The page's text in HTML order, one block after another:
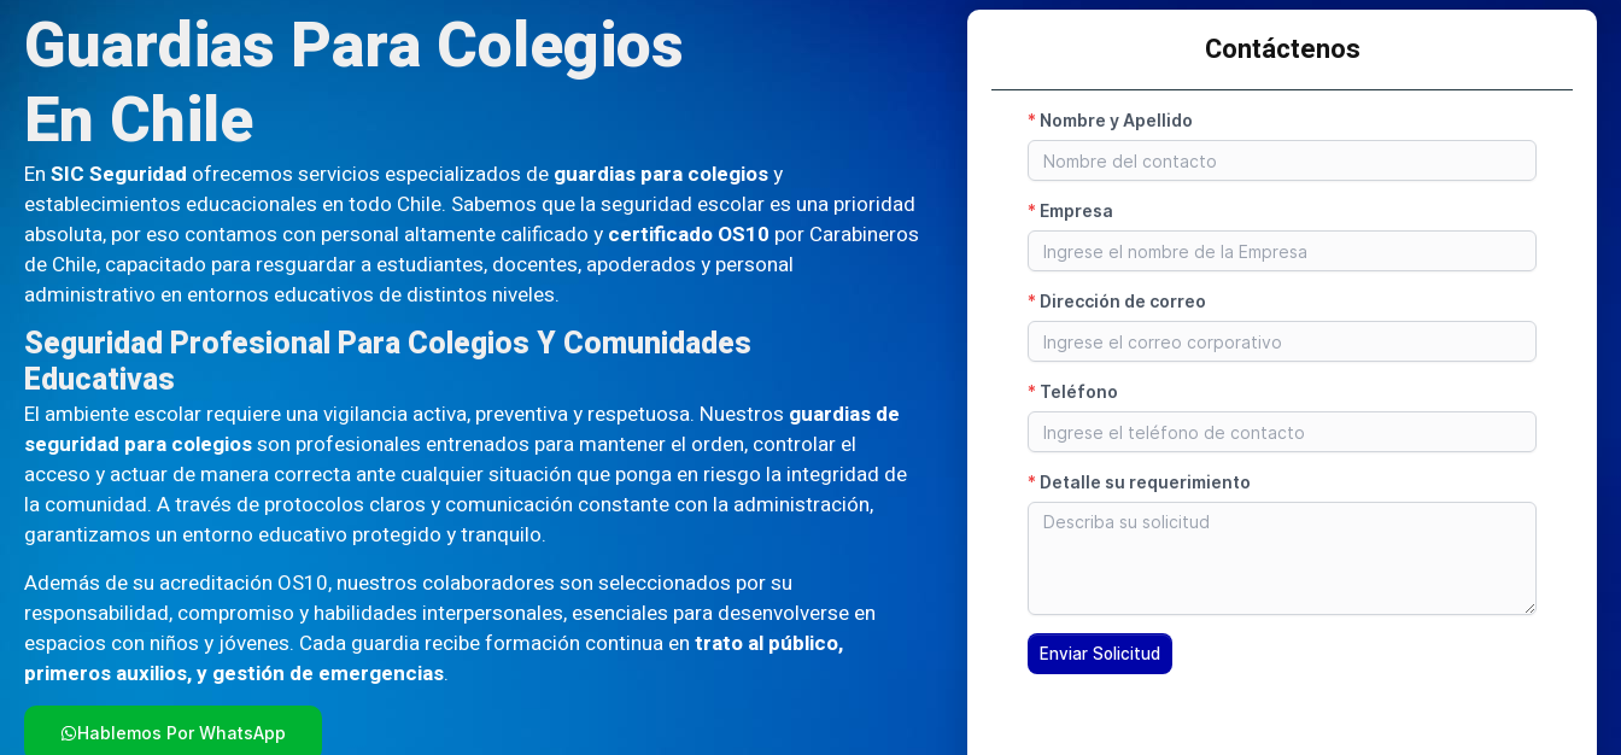
Guardias Para Colegios
En Chile
En SIC Seguridad ofrecemos servicios especializados de guardias para colegiosy
establecimientos educacionales en todo Chile. Sabemos que la seguridad escolar es una prioridad
absoluta, por eso contamos con personal altamente calificado y certificado OS10 por Carabineros
de Chile, capacitado para resguardar a estudiantes, docentes, apoderados y personal
administrativo en entornos educativos de distintos niveles.
Seguridad Profesional Para Colegios Y Comunidades
Educativas
El ambiente escolar requiere una vigilancia activa, preventiva y respetuosa. Nuestros guardias de
seguridad para colegiosson profesionales entrenados para mantener el orden, controlar el
acceso y actuar de manera correcta ante cualquier situación que ponga en riesgo la integridad de
la comunidad. A través de protocolos claros y comunicación constante con la administración,
garantizamos un entorno educativo protegido y tranquilo.
Además de su acreditación OS10, nuestros colaboradores son seleccionados por su
responsabilidad, compromiso y habilidades interpersonales, esenciales para desenvolverse en
espacios con niños y jóvenes. Cada guardia recibe formación continua en trato al público,
primeros auxilios, y gestión de emergencias.
Hablemos Por WhatsApp
Contáctenos